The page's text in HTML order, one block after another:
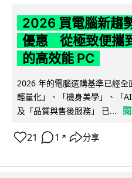
2026 買電腦新趨
優惠 從極致便攜
的高效能 PC
2026 年的電腦選購基準已經
輕量化」、「機身美學」、「
及「品質與售後服務」 已...
21 1 ↗ 分享